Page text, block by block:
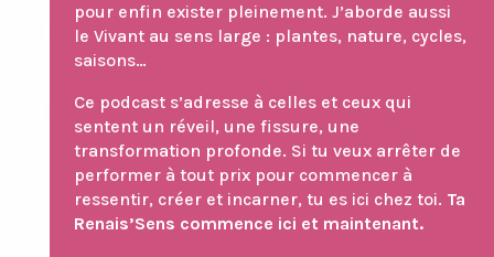
pour enfin exister pleinement. J’aborde aussi
le Vivant au sens large : plantes, nature, cycles,
saisons…
Ce podcast s’adresse à celles et ceux qui
sentent un réveil, une fissure, une
transformation profonde. Si tu veux arrêter de
performer à tout prix pour commencer à
ressentir, créer et incarner, tu es ici chez toi. Ta
Renais’Sens commence ici et maintenant.